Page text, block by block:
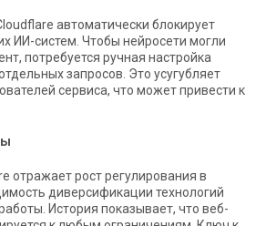
автоматически блокирует
ИИ-систем. Чтобы нейросети могли
потребуется ручная настройка
запросов. Это усугубляет
сервиса, что может привести к
отражает рост регулирования в
диверсификации технологий
История показывает, что веб-